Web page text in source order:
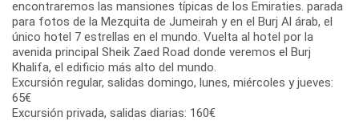
encontraremos las mansiones típicas de los Emiraties. parada
para fotos de la Mezquita de Jumeirah y en el Burj Al árab, el
único hotel 7 estrellas en el mundo. Vuelta al hotel por la
avenida principal Sheik Zaed Road donde veremos el Burj
Khalifa, el edificio más alto del mundo.
Excursión regular, salidas domingo, lunes, miércoles y jueves:
65€
Excursión privada, salidas diarias: 160€